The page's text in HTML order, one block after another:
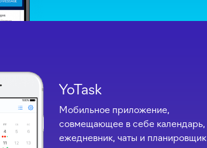
YoTask
Мобильное приложение,
совмещающее в себе календарь,
ежедневник, чаты и планировщик